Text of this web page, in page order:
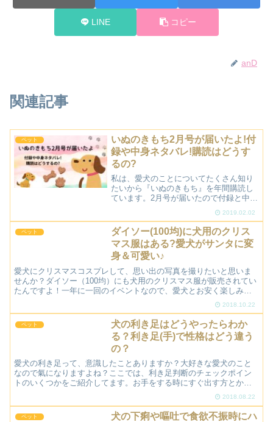
LINE コピー
anD
関連記事
ペット
いぬのきもち2月号が届いたよ!付
録や中身ネタバレ!購読はどうす
るの?
私は、愛犬のことについてたくさん知り
たいから『いぬのきもち』を年間購読し
ています。2月号が届いたので付録と中身
を少しだけネタバレさせていただきます
ね。いぬのきもち 2月号が届いたよ！2月
号が届いたのは、１月７日です。封を切
ると・・次の3点が...
2019.02.02
ペット
ダイソー(100均)に犬用のクリス
マス服はある?愛犬がサンタに変
身＆可愛い♪
愛犬にクリスマスコスプレして、思い出の写真を撮りたいと思いま
せんか？ダイソー（100均）にも犬用のクリスマス服が販売されてい
たんですよ！一年に一回のイベントなので、愛犬とお安く楽しみた
いあなたにピッタリな情報です♪愛犬が可愛いサンタさんに大...2018.10.22
ペット
犬の利き足はどうやったらわか
る？利き足(手)で性格はどう違う
の？
愛犬の利き足って、意識したことありますか？大好きな愛犬のこと
なので氣になりますよね？ここでは、利き足判断のチェックポイン
トのいくつかをご紹介してます。お手をする時にすぐ出す方とか、
おもちゃで遊ぶ時とか、いろいろチェックポイントがあるんです2018.08.22
ペット
犬の下痢や嘔吐で食欲不振時にハ